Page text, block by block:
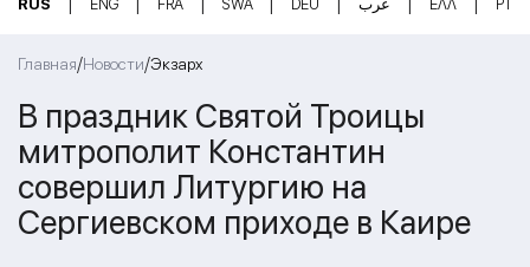
RUS ENG FRA SWA DEU عرب ΕΛΛ PT
Главная/Новости/Экзарх
В праздник Святой Троицы
митрополит Константин
совершил Литургию на
Сергиевском приходе в Каире